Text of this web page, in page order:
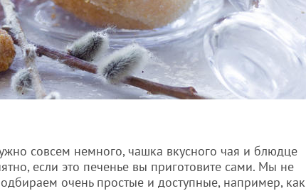
совсем немного, чашка вкусного чая и блюдце
если это печенье вы приготовите сами. Мы не
очень простые и доступные, например, как